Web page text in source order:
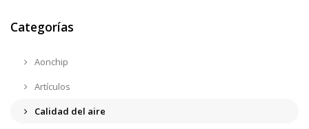
Categorías
Aonchip
Artículos
Calidad del aire